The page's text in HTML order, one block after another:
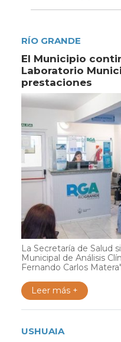
RÍO GRANDE
El Municipio
Laboratorio
prestaciones
La Secretaría de Salud
Municipal de Análisis
Fernando Carlos
Leer más +
USHUAIA